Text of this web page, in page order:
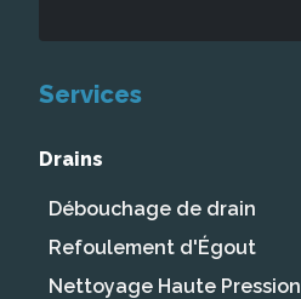
Services
Drains
Débouchage de drain
Refoulement d'Égout
Nettoyage Haute Pression